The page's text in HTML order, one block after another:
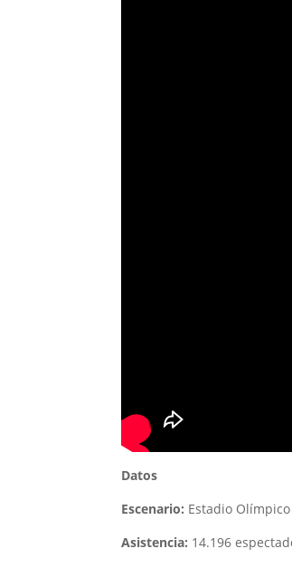
Datos
Escenario: Estadio
Asistencia: 14.196